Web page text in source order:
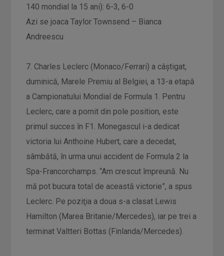
140 mondial la 15 ani): 6-3, 6-0
Azi se joaca Taylor Townsend – Bianca
Andreescu
7. Charles Leclerc (Monaco/Ferrari) a câştigat,
duminică, Marele Premiu al Belgiei, a 13-a etapă
a Campionatului Mondial de Formula 1. Pentru
Leclerc, care a pornit din pole position, este
primul succes în F1. Monegascul i-a dedicat
victoria lui Anthoine Hubert, care a decedat,
sâmbătă, în urma unui accident de Formula 2 la
Spa-Francorchamps. “Am crescut împreună. Nu
mă pot bucura total de această victorie”, a spus
Leclerc. Pe poziţia a doua s-a clasat Lewis
Hamilton (Marea Britanie/Mercedes), iar pe trei a
terminat Valtteri Bottas (Finlanda/Mercedes).